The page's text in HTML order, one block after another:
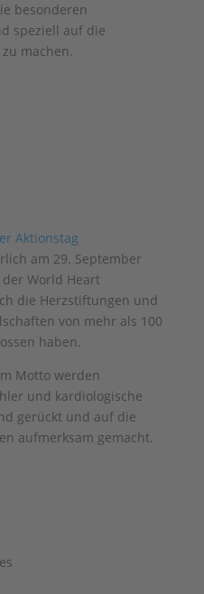
besonderen
speziell auf die
machen.
am 29. September
World Heart
die Herzstiftungen und
von mehr als 100
haben.
Motto werden
und kardiologische
gerückt und auf die
aufmerksam gemacht.